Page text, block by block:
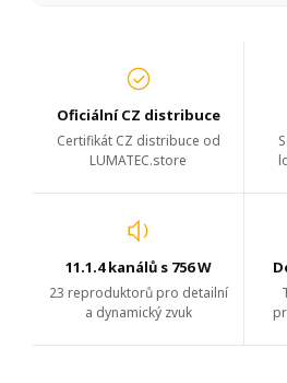
Oficiální CZ distribuce
Certifikát CZ distribuce od
LUMATEC.store
11.1.4 kanálů s 756 W
23 reproduktorů pro detailní
a dynamický zvuk